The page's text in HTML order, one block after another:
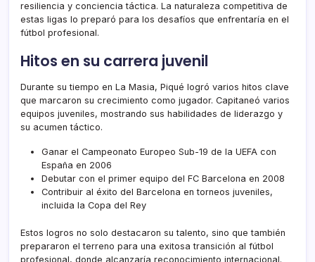
resiliencia y conciencia táctica. La naturaleza competitiva de
estas ligas lo preparó para los desafíos que enfrentaría en el
fútbol profesional.
Hitos en su carrera juvenil
Durante su tiempo en La Masia, Piqué logró varios hitos clave
que marcaron su crecimiento como jugador. Capitaneó varios
equipos juveniles, mostrando sus habilidades de liderazgo y
su acumen táctico.
Ganar el Campeonato Europeo Sub-19 de la UEFA con
España en 2006
Debutar con el primer equipo del FC Barcelona en 2008
Contribuir al éxito del Barcelona en torneos juveniles,
incluida la Copa del Rey
Estos logros no solo destacaron su talento, sino que también
prepararon el terreno para una exitosa transición al fútbol
profesional, donde alcanzaría reconocimiento internacional.